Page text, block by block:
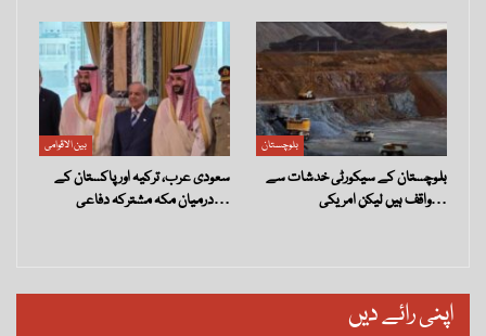
بین الاقوامی
سعودی عرب، ترکیہ اور پاکستان کے
درمیان مکہ مشترکہ دفاعی…
بلوچستان
بلوچستان کے سیکورٹی خدشات سے
واقف ہیں لیکن امریکی…
اپنی رائے دیں